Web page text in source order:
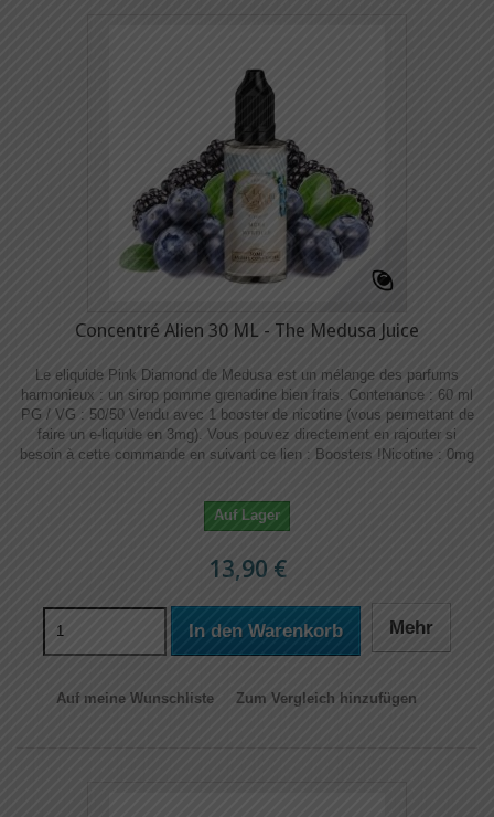
Concentré Alien 30 ML - The Medusa Juice
Le eliquide Pink Diamond de Medusa est un mélange des parfums
harmonieux : un sirop pomme grenadine bien frais. Contenance : 60 ml
PG / VG : 50/50 Vendu avec 1 booster de nicotine (vous permettant de
faire un e-liquide en 3mg). Vous pouvez directement en rajouter si
besoin à cette commande en suivant ce lien : Boosters !​​ Nicotine : 0mg
Auf Lager
13,90 €
In den Warenkorb Mehr
Auf meine Wunschliste Zum Vergleich hinzufügen